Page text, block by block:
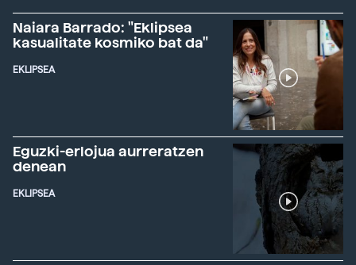
Naiara Barrado: "Eklipsea
kasualitate kosmiko bat da"
EKLIPSEA
Eguzki-erlojua aurreratzen
denean
EKLIPSEA